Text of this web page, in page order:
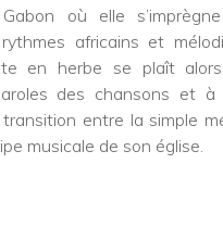
où elle
africains et
en herbe se plaît
des chansons et
transition entre la simple
musicale de son église.